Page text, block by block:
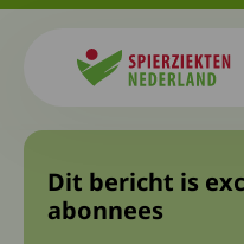
Over
kan
Dit bericht is
abonnees